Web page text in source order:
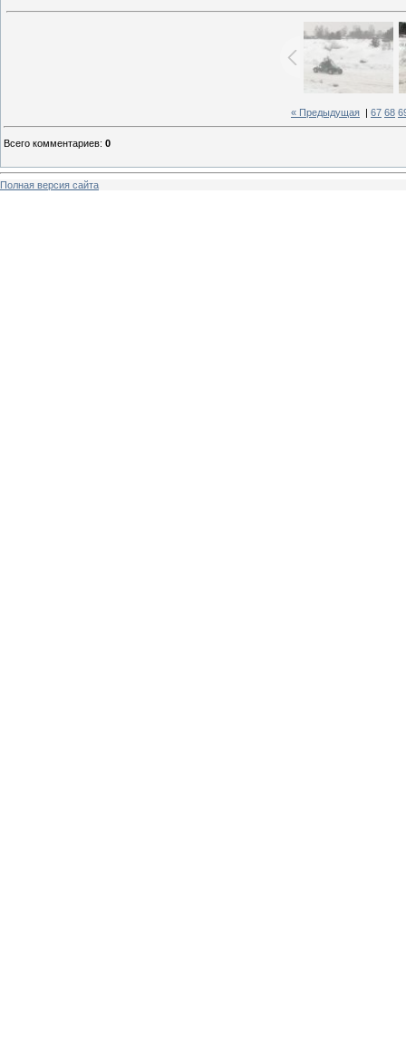
« Предыдущая 67 68
Всего комментариев: 0
Полная версия сайта